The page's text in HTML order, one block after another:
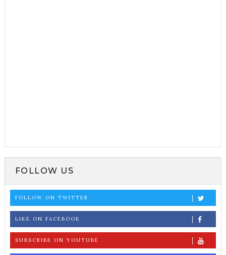
FOLLOW US
FOLLOW ON TWITTER
LIKE ON FACEBOOK
SUBSCRIBE ON YOUTUBE